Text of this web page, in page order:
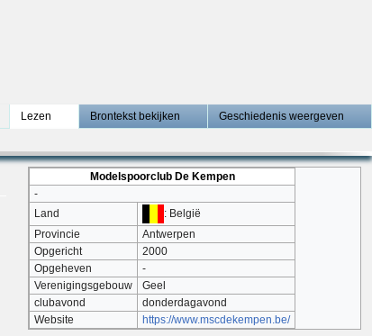
Lezen Brontekst bekijken Geschiedenis weergeven
Modelspoorclub De Kempen
-
Land
: België
Provincie
Antwerpen
Opgericht
2000
Opgeheven
-
Verenigingsgebouw
Geel
clubavond
donderdagavond
Website
https://www.mscdekempen.be/